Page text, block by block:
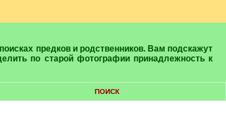
по старой фотографии принадлежность к
ПОИСК